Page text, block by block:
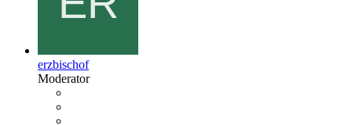
erzbischof
Moderator